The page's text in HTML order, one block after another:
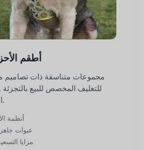
أطقم
مجموعات متناسقة ذات تصاميم
للتغليف المخصص للبيع
العلامة التجارية.
• أنظمة
• عبوات
• مزايا